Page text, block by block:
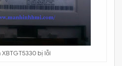
XBTGT5330 bị lỗi